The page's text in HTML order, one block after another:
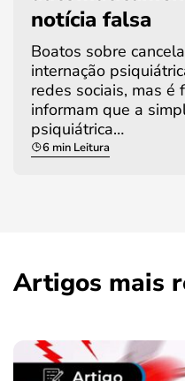
notícia falsa
Boatos sobre
internação
redes sociais, mas é
informam que a
psiquiátrica…
6 min Leitura
Artigos mais